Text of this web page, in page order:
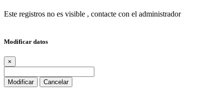
Este registros no es visible , contacte con el administrador
Modificar datos
×
Modificar Cancelar